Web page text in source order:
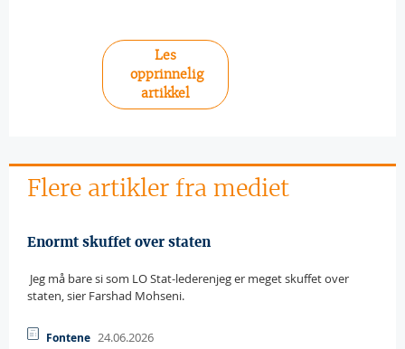
Les
opprinnelig
artikkel
Flere artikler fra mediet
Enormt skuffet over staten
 Jeg må bare si som LO Stat-lederenjeg er meget skuffet over
staten, sier Farshad Mohseni.
Fontene 24.06.2026